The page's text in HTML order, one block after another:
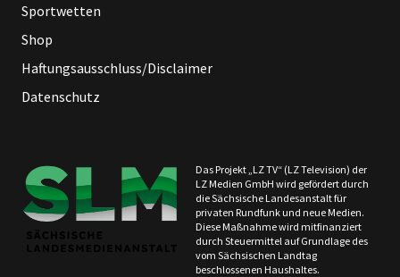
Sportwetten
Shop
Haftungsausschluss/Disclaimer
Datenschutz
Das Projekt „LZ TV“ (LZ Television) der
LZ Medien GmbH wird gefördert durch
die Sächsische Landesanstalt für
privaten Rundfunk und neue Medien.
Diese Maßnahme wird mitfinanziert
durch Steuermittel auf Grundlage des
vom Sächsischen Landtag
beschlossenen Haushaltes.